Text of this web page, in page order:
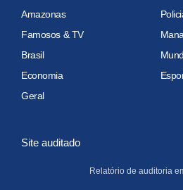
Amazonas
Famosos & TV
Brasil
Economia
Geral
Site auditado
Relatório de auditoria